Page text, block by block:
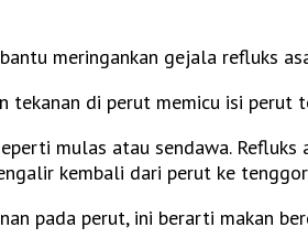
meringankan gejala refluks
di perut memicu isi perut
mulas atau sendawa.
kembali dari perut ke
pada perut, ini berarti makan